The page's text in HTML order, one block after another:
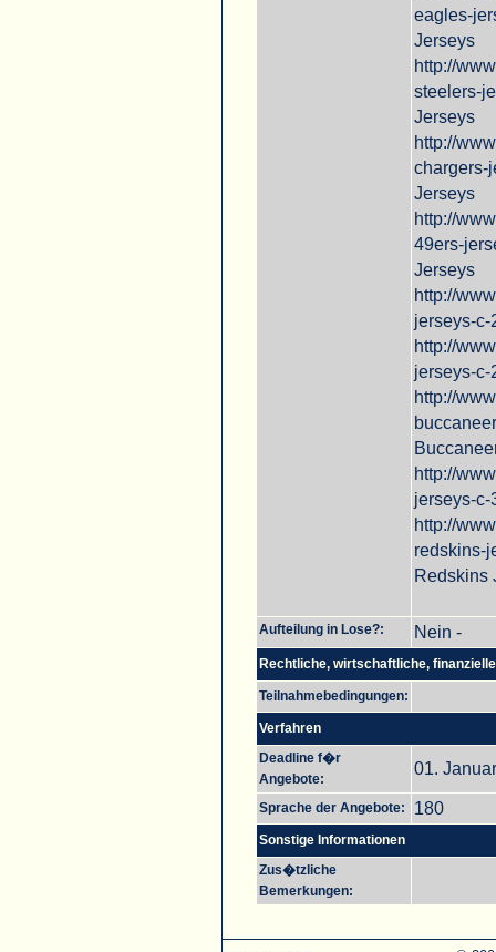
eagles-
Jerseys
http://
steelers-
Jerseys
http://
chargers-
Jerseys
http://
49ers-
Jerseys
http://
jerseys-
http://
jerseys-
http://
http://
jerseys-c-
http://
redskins-
Redskins
Aufteilung in Lose?: Nein -
Rechtliche, wirtschaftliche,
Teilnahmebedingungen:
Verfahren
Deadline f�r
Angebote:
01.
Sprache der Angebote: 180
Sonstige Informationen
Zus�tzliche
Bemerkungen: